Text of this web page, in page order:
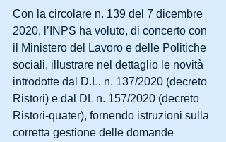
Con la circolare n. 139 del 7 dicembre
2020, l’INPS ha voluto, di concerto con
il Ministero del Lavoro e delle Politiche
sociali, illustrare nel dettaglio le novità
introdotte dal D.L. n. 137/2020 (decreto
Ristori) e dal DL n. 157/2020 (decreto
Ristori-quater), fornendo istruzioni sulla
corretta gestione delle domande